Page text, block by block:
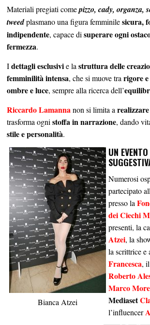
Materiali pregiati comepizzo, cady, organza,
tweedplasmano una figura femminilesicura,
indipendente, capace disuperare ogni
fermezza.
Idettagli esclusivie lastruttura delle
femminilità intensa, che si muove trarigore e
ombre e luce, sempre alla ricerca dell’
Riccardo Lamannanon si limita a
trasforma ognistoffa in narrazione, dando
stile e personalità.
Bianca Atzei
UN
Numerosi
partecipato
presso la
dei Ciechi
presenti, la
Atzei, la
la scrittrice e
Francesca,
Roberto
Marco
Mediaset
l’influencer